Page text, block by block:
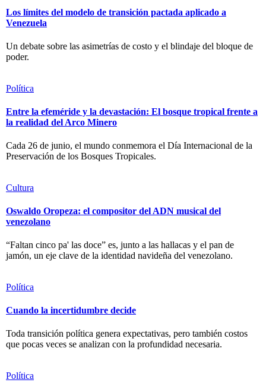
Los límites del modelo de transición pactada aplicado a
Venezuela
Un debate sobre las asimetrías de costo y el blindaje del bloque de
poder.
Política
Entre la efeméride y la devastación: El bosque tropical frente a
la realidad del Arco Minero
Cada 26 de junio, el mundo conmemora el Día Internacional de la
Preservación de los Bosques Tropicales.
Cultura
Oswaldo Oropeza: el compositor del ADN musical del
venezolano
“Faltan cinco pa' las doce” es, junto a las hallacas y el pan de
jamón, un eje clave de la identidad navideña del venezolano.
Política
Cuando la incertidumbre decide
Toda transición política genera expectativas, pero también costos
que pocas veces se analizan con la profundidad necesaria.
Política